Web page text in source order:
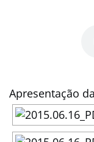
Apresentação